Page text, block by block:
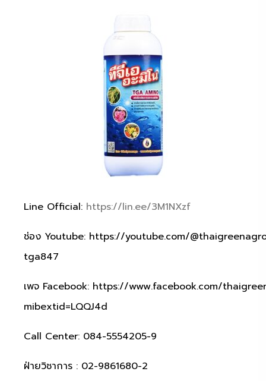
Line Official: https://lin.ee/3M1NXzf
ช่อง Youtube: https://youtube.com/
tga847
เพจ Facebook: https://www.facebook.com/
mibextid=LQQJ4d
Call Center: 084-5554205-9
ฝ่ายวิชาการ : 02-9861680-2